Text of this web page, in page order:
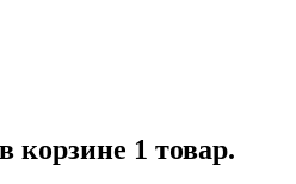
корзине 1 товар.